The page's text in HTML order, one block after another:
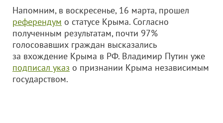
Напомним, в воскресенье, 16 марта, прошел
референдум о статусе Крыма. Согласно
полученным результатам, почти 97%
голосовавших граждан высказались
за вхождение Крыма в РФ. Владимир Путин уже
подписал указ о признании Крыма независимым
государством.